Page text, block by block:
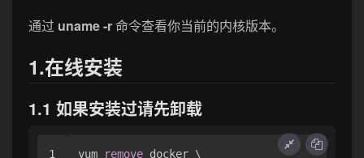
通过 uname -r命令查看你当前的内核版本。
1.在线安装
1.1 如果安装过请先卸载
1 yum remove docker \